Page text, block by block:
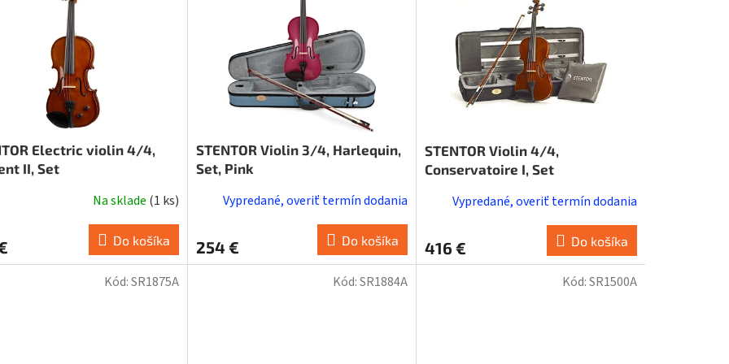
Electric violin 4/4,
II, Set
Na sklade (1 ks)
Do košíka
STENTOR Violin 3/4, Harlequin,
Set, Pink
Vypredané, overiť termín dodania
254 € Do košíka
STENTOR Violin 4/4,
Conservatoire I, Set
Vypredané, overiť termín dodania
416 € Do košíka
Kód:SR1875A Kód:SR1884A Kód:SR1500A